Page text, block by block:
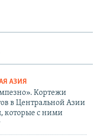
АЗИЯ
Кортежи
в Центральной Азии
которые с ними